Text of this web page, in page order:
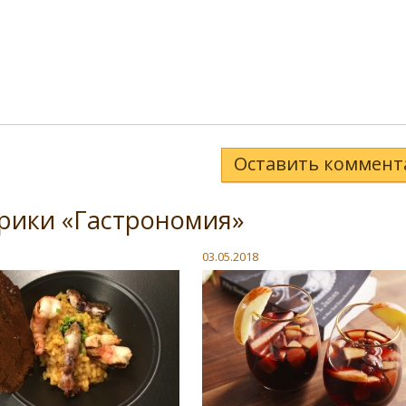
Оставить
«Гастрономия»
03.05.2018